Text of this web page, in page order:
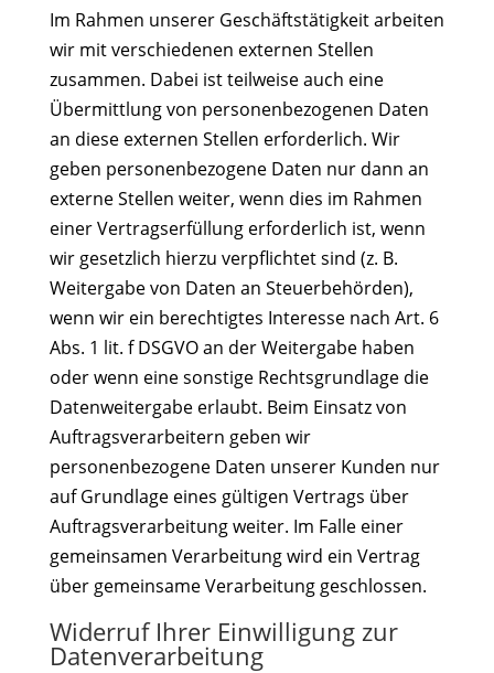
Im Rahmen unserer Geschäftstätigkeit arbeiten
wir mit verschiedenen externen Stellen
zusammen. Dabei ist teilweise auch eine
Übermittlung von personenbezogenen Daten
an diese externen Stellen erforderlich. Wir
geben personenbezogene Daten nur dann an
externe Stellen weiter, wenn dies im Rahmen
einer Vertragserfüllung erforderlich ist, wenn
wir gesetzlich hierzu verpflichtet sind (z. B.
Weitergabe von Daten an Steuerbehörden),
wenn wir ein berechtigtes Interesse nach Art. 6
Abs. 1 lit. f DSGVO an der Weitergabe haben
oder wenn eine sonstige Rechtsgrundlage die
Datenweitergabe erlaubt. Beim Einsatz von
Auftragsverarbeitern geben wir
personenbezogene Daten unserer Kunden nur
auf Grundlage eines gültigen Vertrags über
Auftragsverarbeitung weiter. Im Falle einer
gemeinsamen Verarbeitung wird ein Vertrag
über gemeinsame Verarbeitung geschlossen.
Widerruf Ihrer Einwilligung zur
Datenverarbeitung